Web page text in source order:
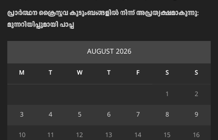
പ്രാര്‍ത്ഥന ക്രൈസ്തവ കുടുംബങ്ങളില്‍ നിന്ന് അപ്രത്യക്ഷമാകുന്നു:
മുന്നറിയിപ്പുമായി പാപ്പ
AUGUST 2026
M T W T F S S
1 2
3 4 5 6 7 8 9
10 11 12 13 14 15 16